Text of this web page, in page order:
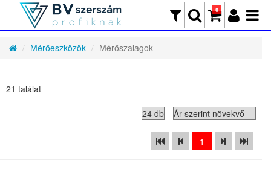
0
Mérőeszközök Mérőszalagok
21 találat
1